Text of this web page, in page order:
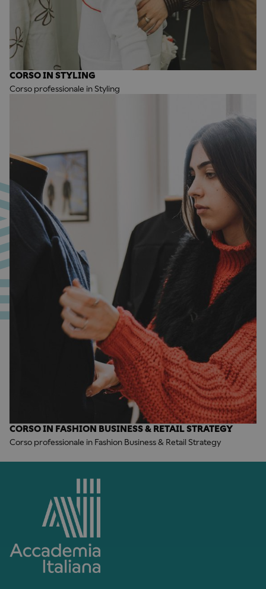
CORSO IN STYLING
Corso professionale in Styling
CORSO IN FASHION BUSINESS & RETAIL STRATEGY
Corso professionale in Fashion Business & Retail Strategy